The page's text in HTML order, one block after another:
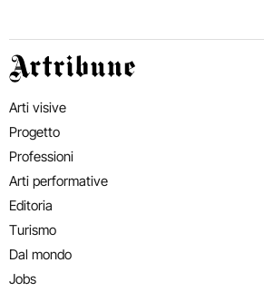
Artribune
Arti visive
Progetto
Professioni
Arti performative
Editoria
Turismo
Dal mondo
Jobs